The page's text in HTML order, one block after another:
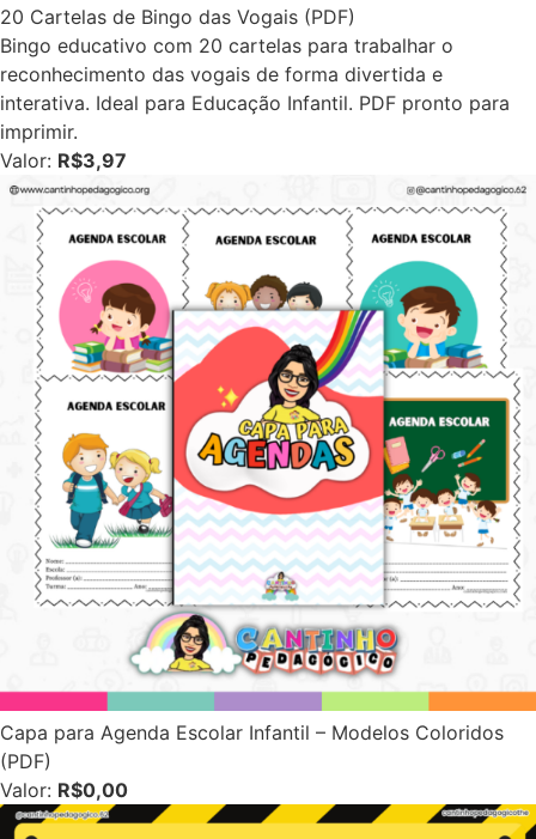
20 Cartelas de Bingo das Vogais (PDF)
Bingo educativo com 20 cartelas para trabalhar o
reconhecimento das vogais de forma divertida e
interativa. Ideal para Educação Infantil. PDF pronto para
imprimir.
Valor: R$3,97
Capa para Agenda Escolar Infantil – Modelos Coloridos
(PDF)
Valor: R$0,00